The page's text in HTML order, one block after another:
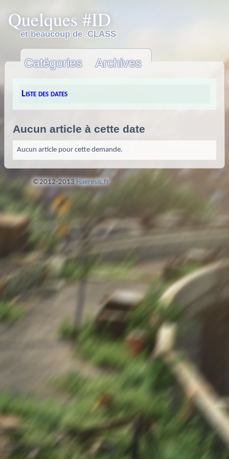
Liste des dates
Aucun article à cette date
Aucun article pour cette demande.
Quelques #ID
et beaucoup de .CLASS
Catégories Archives
©2012-2013 Haeresis.fr